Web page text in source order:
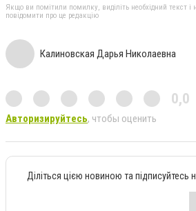
Якщо ви помітили помилку, виділіть необхідний текст і
повідомити про це редакцію
Калиновская Дарья Николаевна
0,0
Авторизируйтесь, чтобы оценить
Діліться цією новиною та підписуйтесь